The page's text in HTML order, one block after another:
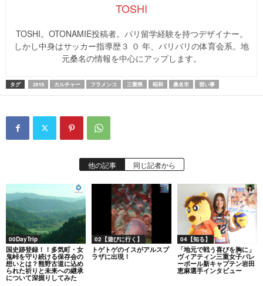
TOSHI
TOSHI。OTONAMIE投稿者。パリ留学経験を持つデザイナー。
しかし中身はサッカー指導歴３ ０ 年、バリバリの体育会系。地
元桑名の情報を中心にアップします。
タグ 2015 カルチャー フラメンコ 三重県 昭和 桑名市 習い事
他の記事 同じ記者から
00DayTrip
国史跡登録！！多気町・女
鬼峠を守り続ける保存会の
想いとは？熊野古道に込め
られた祈りと未来への継承
について深掘りしてみた
02【遊びに行く】
トゲトゲのイスがアルスプ
ラザに出現！
04【知る】
「地元で戦う喜びを胸に」
ヴィアティン三重女子バレ
ーボール新キャプテン岩田
恵麻選手インタビュー